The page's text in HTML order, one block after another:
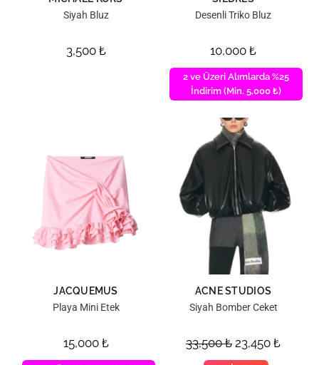
Siyah Bluz
3,500 ₺
Desenli Triko Bluz
10,000 ₺
2 ve Üzeri Alımlarda %25
İndirim (Min. 5,000 ₺)
JACQUEMUS
Playa Mini Etek
15,000 ₺
ACNE STUDIOS
Siyah Bomber Ceket
33,500₺ 23,450 ₺